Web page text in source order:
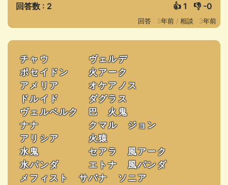
回答数 : 2 👍 1 👎 -0
回答 : 3年前 / 相談 : 3年前
チャウ ヴェルデ
ポセイドン 火アーク
アメリア オケアノス
ドルイド ダグラス
ヴェルベルク 巴 火鬼
ナナ クマル ジョン
アリシア 火猿
水鬼 セアラ 風アーク
水パンダ エトナ 風パンダ
メフィスト サバナ ソニア